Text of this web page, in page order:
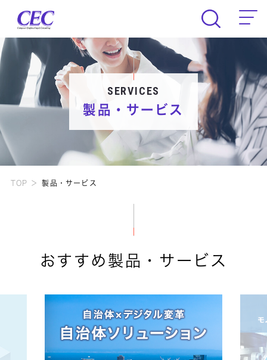
CEC Computer Engineering &
SERVICES
製品・サービス
TOP 製品・サービス
おすすめ製品・サービス